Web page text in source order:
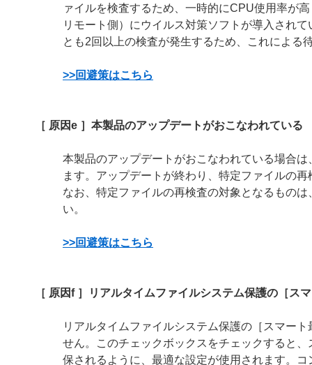
ァイルを検査するため、一時的にCPU使用率が
リモート側）にウイルス対策ソフトが導入され
とも2回以上の検査が発生するため、これによる
>>回避策はこちら
［ 原因e ］本製品のアップデートがおこなわれている
本製品のアップデートがおこなわれている場合
ます。アップデートが終わり、特定ファイルの
なお、特定ファイルの再検査の対象となるもの
い。
>>回避策はこちら
［ 原因f ］リアルタイムファイルシステム保護の［ス
リアルタイムファイルシステム保護の［スマー
せん。このチェックボックスをチェックすると
保されるように、最適な設定が使用されます。